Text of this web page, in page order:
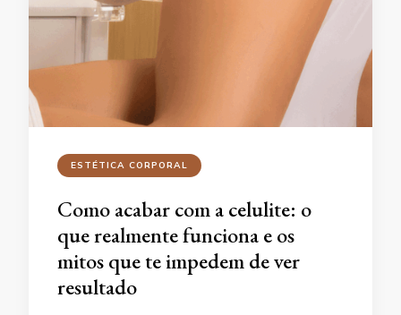
ESTÉTICA CORPORAL
Como acabar com a celulite: o
que realmente funciona e os
mitos que te impedem de ver
resultado